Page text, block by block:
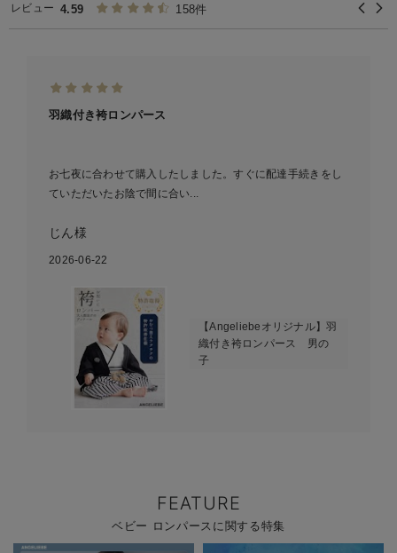
レビュー 4.59 158件
羽織付き袴ロンパース
お七夜に合わせて購入したしました。すぐに配達手続きをし
ていただいたお陰で間に合い...
じん様
2026-06-22
【Angeliebeオリジナル】羽
織付き袴ロンパース 男の
子
FEATURE
ベビー ロンパースに関する特集